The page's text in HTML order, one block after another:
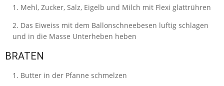
Mehl, Zucker, Salz, Eigelb und Milch mit Flexi glattrühren
Das Eiweiss mit dem Ballonschneebesen luftig schlagen
und in die Masse Unterheben heben
BRATEN
Butter in der Pfanne schmelzen